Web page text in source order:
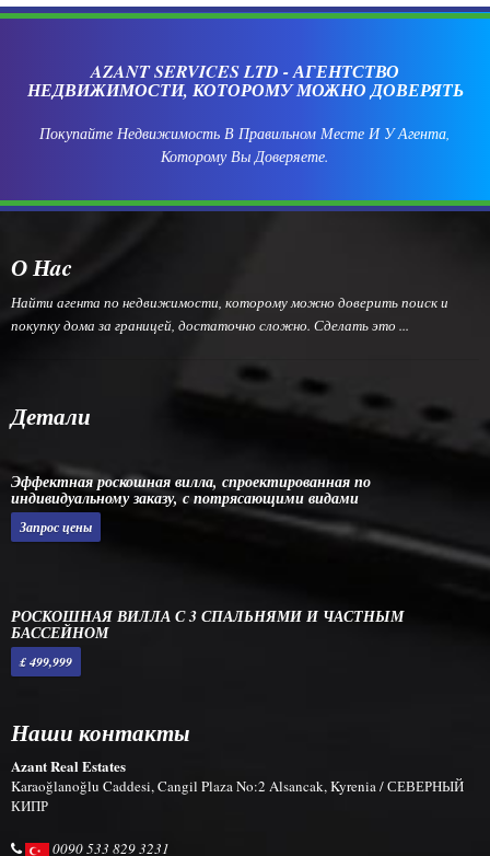
AZANT SERVICES LTD - АГЕНТСТВО
НЕДВИЖИМОСТИ, КОТОРОМУ МОЖНО ДОВЕРЯТЬ
Покупайте Недвижимость В Правильном Месте И У Агента,
Которому Вы Доверяете.
О Нac
Найти агента по недвижимости, которому можно доверить поиск и
покупку дома за границей, достаточно сложно. Сделать это ...
Детали
Эффектная роскошная вилла, спроектированная по
индивидуальному заказу, с потрясающими видами
Запрос цены
РОСКОШНАЯ ВИЛЛА С 3 СПАЛЬНЯМИ И ЧАСТНЫМ
БАССЕЙНОМ
£ 499,999
Наши контакты
Azant Real Estates
Karaoğlanoğlu Caddesi, Cangil Plaza No:2 Alsancak, Kyrenia / СЕВЕРНЫЙ
КИПР
0090 533 829 3231